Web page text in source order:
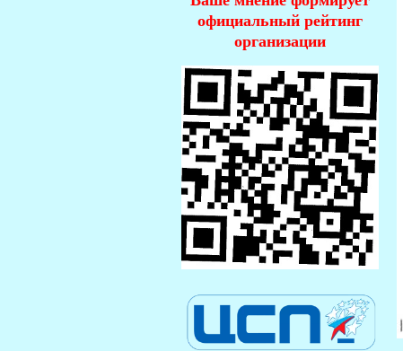
официальный рейтинг
организации